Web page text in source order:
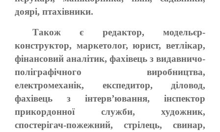
доярі, птахівники.
Також є редактор, модельєр-
конструктор, маркетолог, юрист, ветлікар,
фінансовий аналітик, фахівець з видавничо-
поліграфічного виробництва,
електромеханік, експедитор, діловод,
фахівець з інтерв’ювання, інспектор
прикордонної служби, художник,
спостерігач-пожежний, стрілець, свинар,